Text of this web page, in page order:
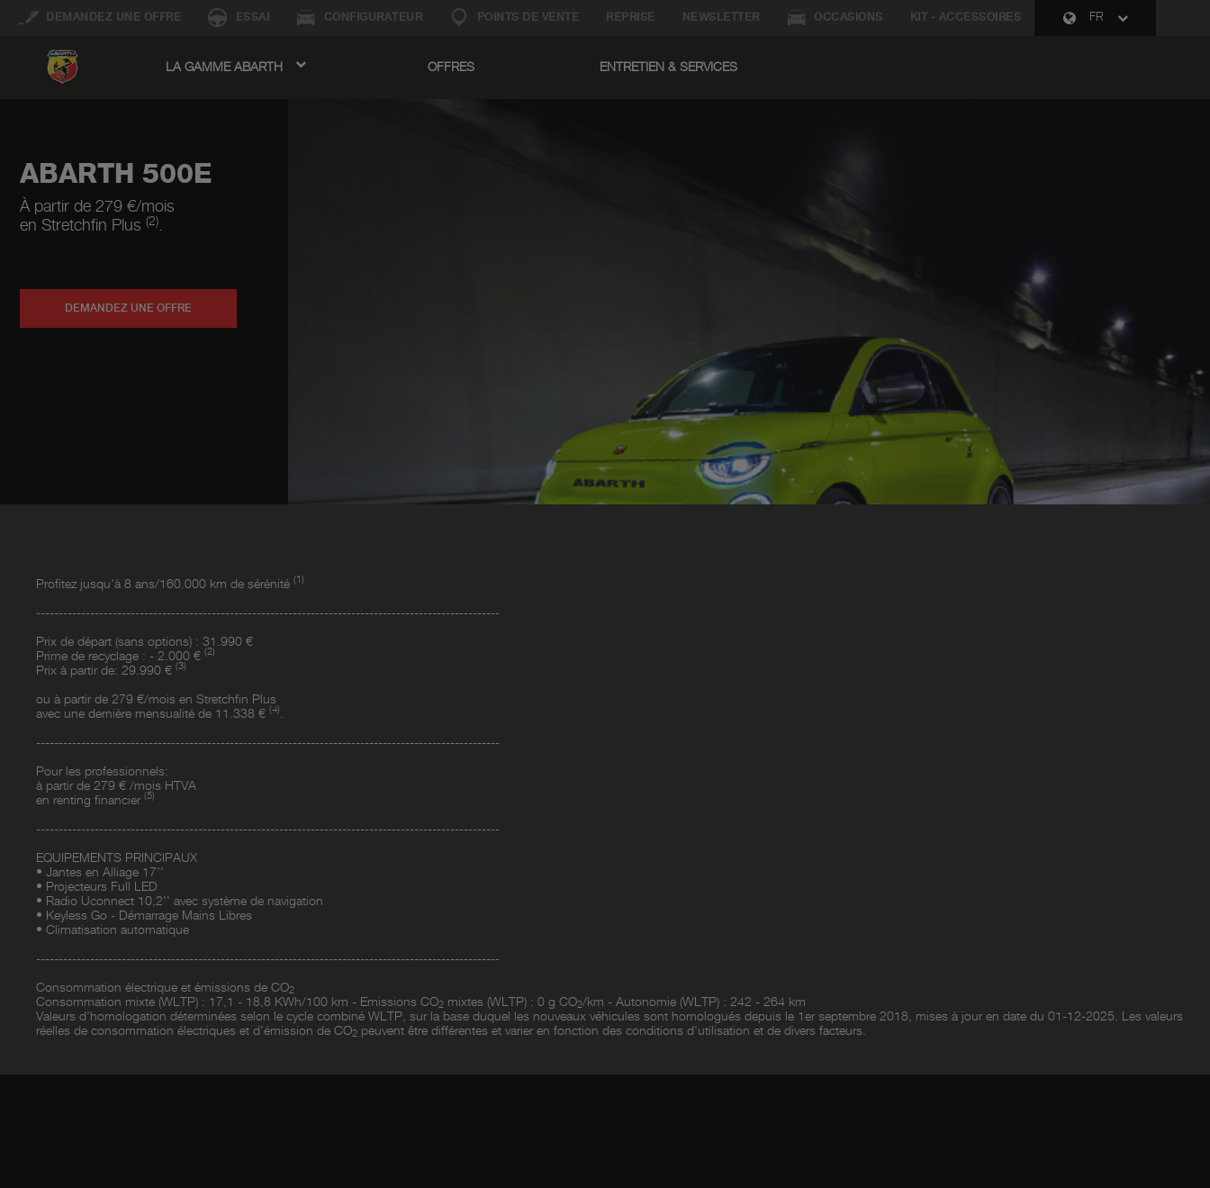
DEMANDEZ UNE OFFRE ESSAI CONFIGURATEUR POINTS DE VENTE REPRISE NEWSLETTER OCCASIONS KIT - ACCESSOIRES FR
LA GAMME ABARTH OFFRES ENTRETIEN & SERVICES
ABARTH 500E
À partir de 279 €/mois
en Stretchfin Plus(2).
DEMANDEZ UNE OFFRE
Profitez jusqu'à 8 ans/160.000 km de sérénité(1)
-------------------------------------------------------------------------------------------------------
Prix de départ (sans options) : 31.990 €
Prime de recyclage : - 2.000 €(2)
Prix à partir de: 29.990 €(3)
ou à partir de 279 €/mois en Stretchfin Plus
avec une dernière mensualité de 11.338 €(4)
-------------------------------------------------------------------------------------------------------
Pour les professionnels:
à partir de 279 € /mois HTVA
en renting financier(5)
-------------------------------------------------------------------------------------------------------
EQUIPEMENTS PRINCIPAUX
• Jantes en Alliage 17''
• Projecteurs Full LED
• Radio Uconnect 10,2'' avec système de navigation
• Keyless Go - Démarrage Mains Libres
• Climatisation automatique
-------------------------------------------------------------------------------------------------------
Consommation électrique et émissions de CO2
Consommation mixte (WLTP) : 17,1 - 18,8 KWh/100 km - Emissions CO2 mixtes (WLTP) : 0 g CO2/km - Autonomie (WLTP) : 242 - 264 km
Valeurs d'homologation déterminées selon le cycle combiné WLTP, sur la base duquel les nouveaux véhicules sont homologués depuis le 1er septembre 2018, mises à jour en date du 01-12-2025. Les valeurs
réelles de consommation électriques et d'émission de CO2 peuvent être différentes et varier en fonction des conditions d'utilisation et de divers facteurs.